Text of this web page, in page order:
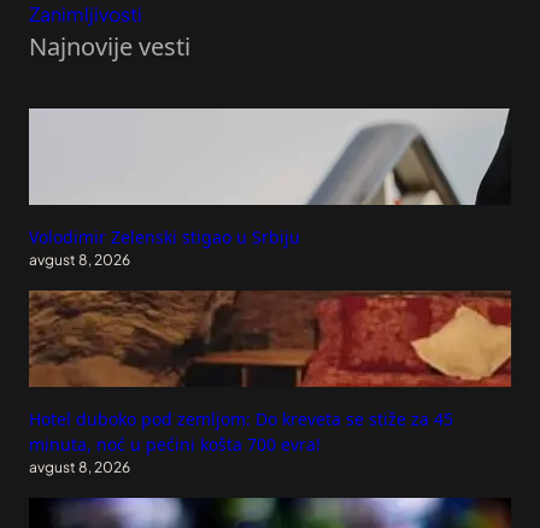
Zanimljivosti
Najnovije vesti
Volodimir Zelenski stigao u Srbiju
avgust 8, 2026
Hotel duboko pod zemljom: Do kreveta se stiže za 45
minuta, noć u pećini košta 700 evra!
avgust 8, 2026